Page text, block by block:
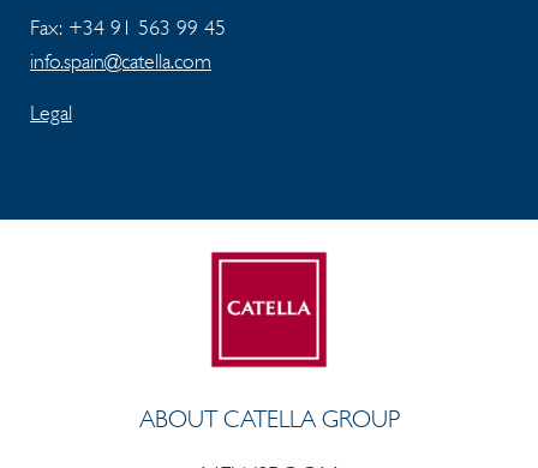
Fax: +34 91 563 99 45
info.spain@catella.com
Legal
ABOUT CATELLA GROUP